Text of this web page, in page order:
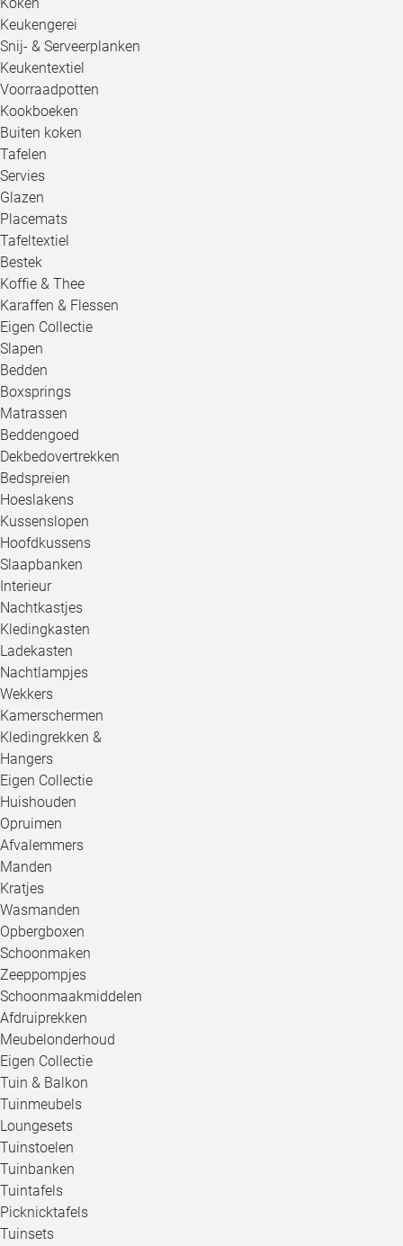
Keukengerei
Snij- & Serveerplanken
Keukentextiel
Voorraadpotten
Kookboeken
Buiten koken
Tafelen
Servies
Glazen
Placemats
Tafeltextiel
Bestek
Koffie & Thee
Karaffen & Flessen
Eigen Collectie
Slapen
Bedden
Boxsprings
Matrassen
Beddengoed
Dekbedovertrekken
Bedspreien
Hoeslakens
Kussenslopen
Hoofdkussens
Slaapbanken
Interieur
Nachtkastjes
Kledingkasten
Ladekasten
Nachtlampjes
Wekkers
Kamerschermen
Kledingrekken &
Hangers
Eigen Collectie
Huishouden
Opruimen
Afvalemmers
Manden
Kratjes
Wasmanden
Opbergboxen
Schoonmaken
Zeeppompjes
Schoonmaakmiddelen
Afdruiprekken
Meubelonderhoud
Eigen Collectie
Tuin & Balkon
Tuinmeubels
Loungesets
Tuinstoelen
Tuinbanken
Tuintafels
Picknicktafels
Tuinsets